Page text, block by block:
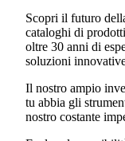
Scopri il futuro
cataloghi di
oltre 30 anni di
soluzioni
Il nostro ampio
tu abbia gli
nostro costante